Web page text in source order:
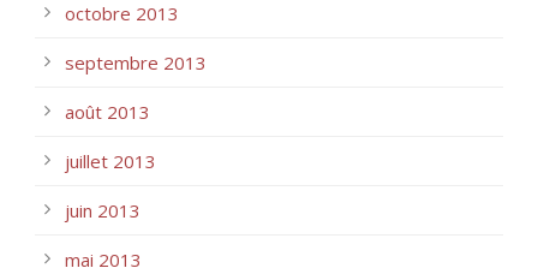
octobre 2013
septembre 2013
août 2013
juillet 2013
juin 2013
mai 2013